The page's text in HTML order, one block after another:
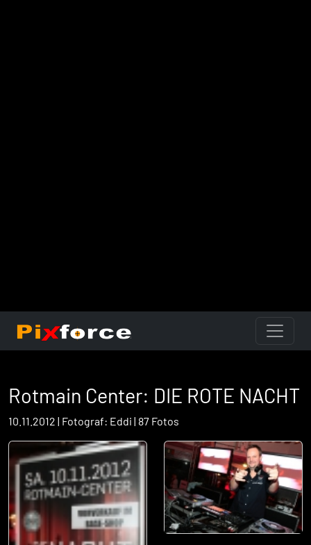
Rotmain Center: DIE ROTE NACHT
10.11.2012 | Fotograf: Eddi | 87 Fotos